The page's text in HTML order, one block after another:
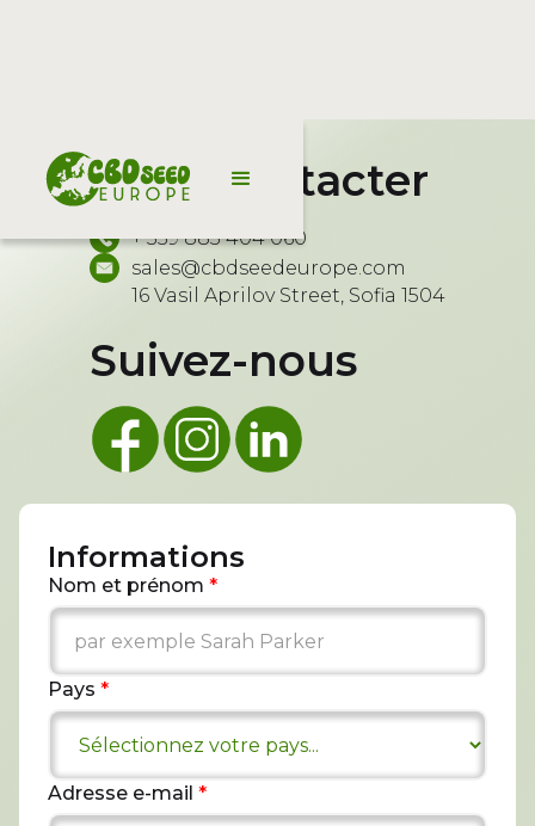
Nous contacter
+ 359 885 404 060
sales@cbdseedeurope.com
16 Vasil Aprilov Street, Sofia 1504
Suivez-nous
Informations
Nom et prénom *
Pays *
Adresse e-mail *